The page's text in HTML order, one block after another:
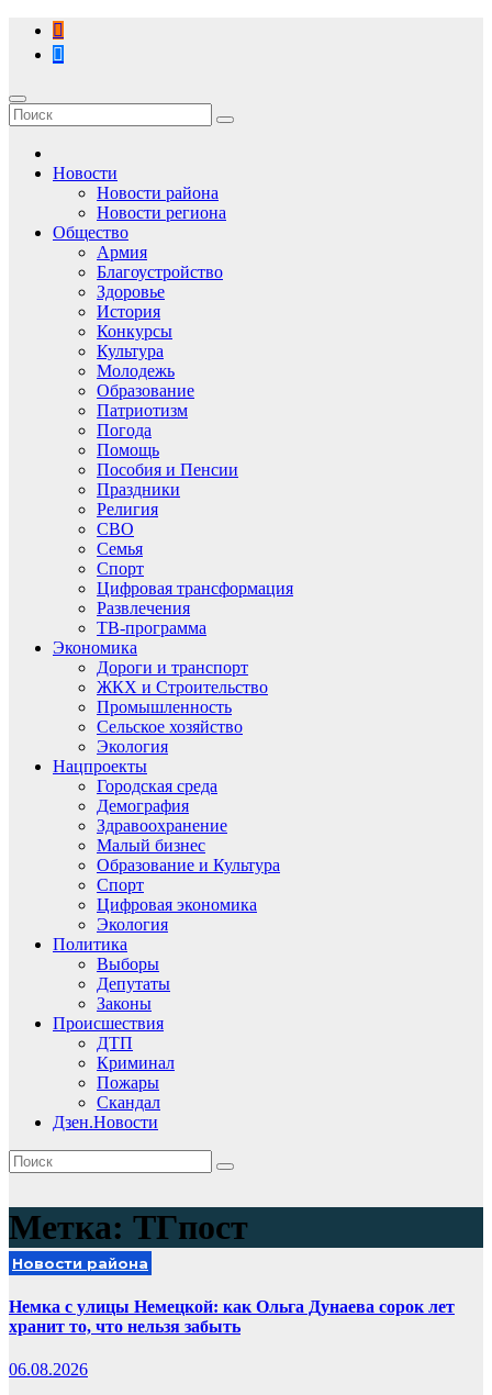
Перейти
содержимому
Новости
Новости района
Новости региона
Общество
Армия
Благоустройство
Здоровье
История
Конкурсы
Культура
Молодежь
Образование
Патриотизм
Погода
Помощь
Пособия и Пенсии
Праздники
Религия
СВО
Семья
Спорт
Цифровая трансформация
Развлечения
ТВ-программа
Экономика
Дороги и транспорт
ЖКХ и Строительство
Промышленность
Сельское хозяйство
Экология
Нацпроекты
Городская среда
Демография
Здравоохранение
Малый бизнес
Образование и Культура
Спорт
Цифровая экономика
Экология
Политика
Выборы
Депутаты
Законы
Происшествия
ДТП
Криминал
Пожары
Скандал
Дзен.Новости
Метка: ТГпост
Новости района
Немка с улицы Немецкой: как Ольга Дунаева сорок лет
хранит то, что нельзя забыть
06.08.2026